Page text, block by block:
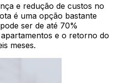
e redução de custos no
é uma opção bastante
ser de até 70%
e o retorno do
meses.